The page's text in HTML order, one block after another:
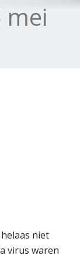
mei
niet
virus waren